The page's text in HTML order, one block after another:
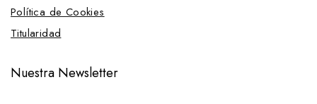
Política de Cookies
Titularidad
Nuestra Newsletter